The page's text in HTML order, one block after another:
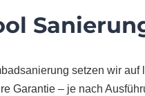
setzen wir
Garantie – je nach